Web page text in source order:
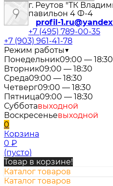
г. Реутов "ТК
павильон 4 Ф-4
profil-
+7 (495) 789-00-35
+7 (903) 961-41-78
Режим работы▼
Понедельник09:00 — 18:30
Вторник09:00 — 18:30
Среда09:00 — 18:30
Четверг09:00 — 18:30
Пятница09:00 — 18:30
Субботавыходной
Воскресеньевыходной
0
Корзина
0 ₽
(пусто)
Товар в корзине!
Каталог товаров
Каталог товаров